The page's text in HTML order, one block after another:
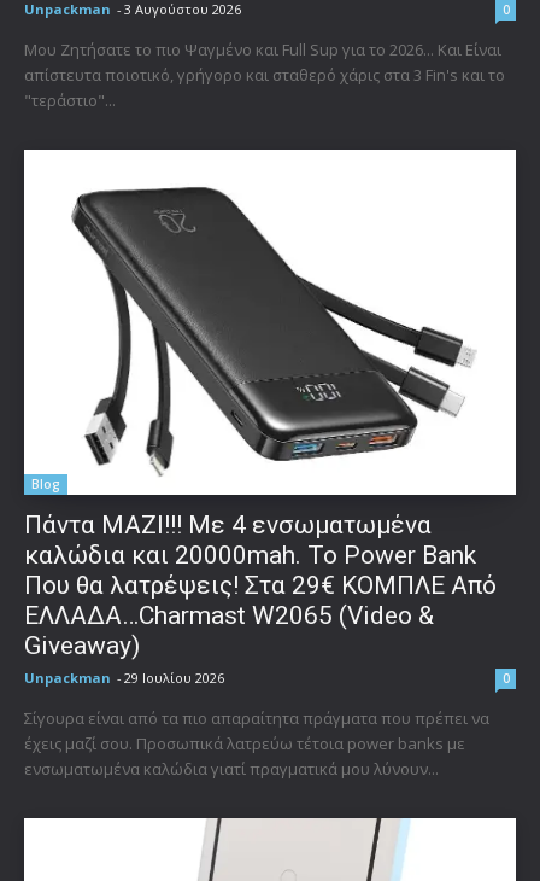
Unpackman - 3 Αυγούστου 2026 0
Μου Ζητήσατε το πιο Ψαγμένο και Full Sup για το 2026... Και Είναι
απίστευτα ποιοτικό, γρήγορο και σταθερό χάρις στα 3 Fin's και το
"τεράστιο"...
Blog
Πάντα ΜΑΖΙ!!! Με 4 ενσωματωμένα
καλώδια και 20000mah. Το Power Bank
Που θα λατρέψεις! Στα 29€ ΚΟΜΠΛΕ Από
ΕΛΛΑΔΑ…Charmast W2065 (Video &
Giveaway)
Unpackman - 29 Ιουλίου 2026 0
Σίγουρα είναι από τα πιο απαραίτητα πράγματα που πρέπει να
έχεις μαζί σου. Προσωπικά λατρεύω τέτοια power banks με
ενσωματωμένα καλώδια γιατί πραγματικά μου λύνουν...